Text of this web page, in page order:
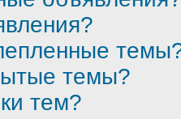
темы?
тем?